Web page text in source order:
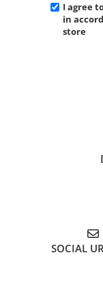
I agree
in
store
SOCIAL